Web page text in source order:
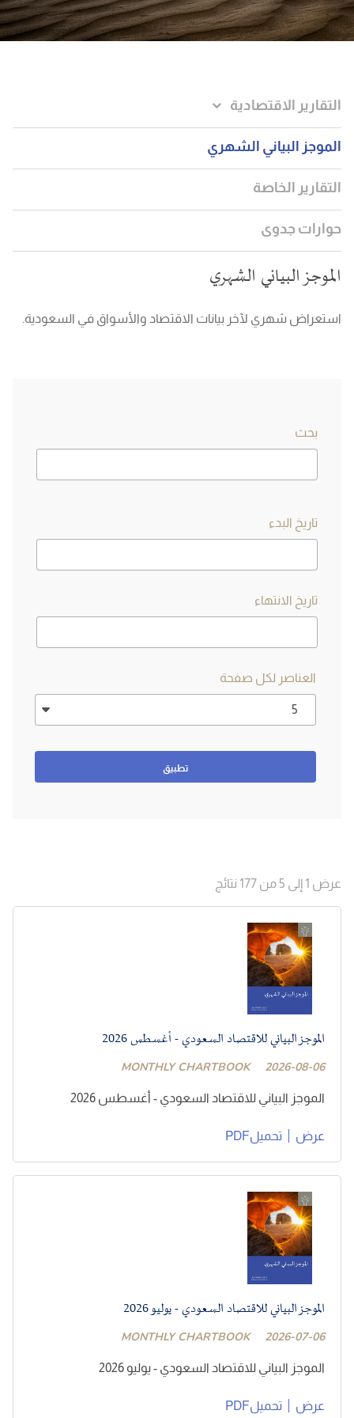
التقارير الاقتصادية
الموجز البياني الشهري
التقارير الخاصة
حوارات جدوى
الموجز البياني الشهري
استعراض شهري لآخر بيانات الاقتصاد والأسواق في السعودية.
بحث
تاريخ البدء
تاريخ الانتهاء
العناصر لكل صفحة
عرض 1 إلى 5 من 177 نتائج
الموجز البياني للاقتصاد السعودي - أغسطس 2026
2026-08-06
MONTHLY CHARTBOOK
الموجز البياني للاقتصاد السعودي - أغسطس 2026
عرض تحميلPDF
الموجز البياني للاقتصاد السعودي - يوليو 2026
2026-07-06
MONTHLY CHARTBOOK
الموجز البياني للاقتصاد السعودي - يوليو 2026
عرض تحميلPDF